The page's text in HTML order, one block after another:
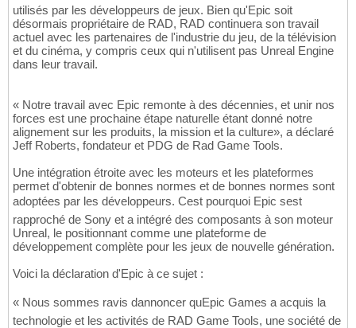
utilisés par les développeurs de jeux. Bien qu'Epic soit
désormais propriétaire de RAD, RAD continuera son travail
actuel avec les partenaires de l'industrie du jeu, de la télévision
et du cinéma, y compris ceux qui n'utilisent pas Unreal Engine
dans leur travail.
« Notre travail avec Epic remonte à des décennies, et unir nos
forces est une prochaine étape naturelle étant donné notre
alignement sur les produits, la mission et la culture», a déclaré
Jeff Roberts, fondateur et PDG de Rad Game Tools.
Une intégration étroite avec les moteurs et les plateformes
permet d'obtenir de bonnes normes et de bonnes normes sont
adoptées par les développeurs. Cest pourquoi Epic sest
rapproché de Sony et a intégré des composants à son moteur
Unreal, le positionnant comme une plateforme de
développement complète pour les jeux de nouvelle génération.
Voici la déclaration d'Epic à ce sujet :
« Nous sommes ravis dannoncer quEpic Games a acquis la
technologie et les activités de RAD Game Tools, une société de